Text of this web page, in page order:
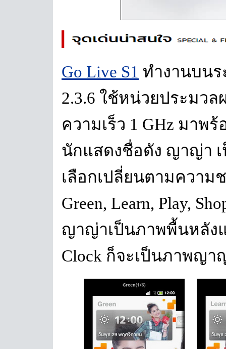
Go Live S1 ทำงานบน
2.3.6 ใช้หน่วยประมวล
ความเร็ว 1 GHz มาพ
นักแสดงชื่อดัง ญาญ่า
เลือกเปลี่ยนตามความ
Green, Learn, Play,
ญาญ่าเป็นภาพพื้นหลัง
Clock ก็จะเป็นภาพญ